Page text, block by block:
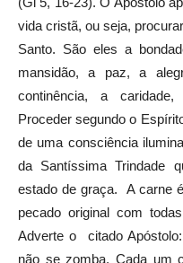
vida cristã, ou seja,
Santo. São eles a
mansidão, a paz, a
continência, a
Proceder segundo o
de uma consciência
da Santíssima Trindade
estado de graça. A carne
pecado original com
Adverte o citado
não se zomba. Cada um